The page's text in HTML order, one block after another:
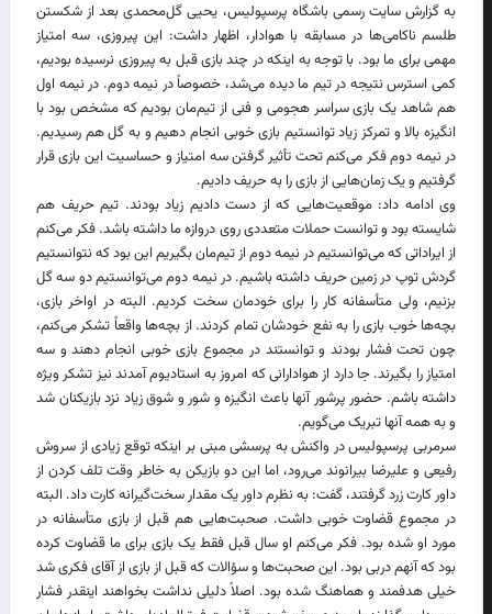
به گزارش سایت رسمی باشگاه پرسپولیس، یحیی گل‌محمدی بعد از شکستن
طلسم ناکامی‌ها در مسابقه با هوادار، اظهار داشت: این پیروزی، سه امتیاز
مهمی برای ما بود. با توجه به اینکه در چند بازی قبل به پیروزی نرسیده بودیم،
کمی استرس نتیجه در تیم ما دیده می‌شد، خصوصاً در نیمه دوم. در نیمه اول
هم شاهد یک بازی سراسر هجومی و فنی از تیم‌مان بودیم که مشخص بود با
انگیزه بالا و تمرکز زیاد توانستیم بازی خوبی انجام دهیم و به گل هم رسیدیم.
در نیمه دوم فکر می‌کنم تحت تأثیر گرفتن سه امتیاز و حساسیت این بازی قرار
گرفتیم و یک زمان‌هایی از بازی را به حریف دادیم.
وی ادامه داد: موقعیت‌هایی که از دست دادیم زیاد بودند. تیم حریف هم
شایسته بود و توانست حملات متعددی روی دروازه ما داشته باشد. فکر می‌کنم
از ایراداتی که می‌توانستیم در نیمه دوم از تیم‌مان بگیریم این بود که نتوانستیم
گردش توپ در زمین حریف داشته باشیم. در نیمه دوم می‌توانستیم دو سه گل
بزنیم، ولی متأسفانه کار را برای خودمان سخت کردیم. البته در اواخر بازی،
بچه‌ها خوب بازی را به نفع خودشان تمام کردند. از بچه‌ها واقعاً تشکر می‌کنم،
چون تحت فشار بودند و توانستند در مجموع بازی خوبی انجام دهند و سه
امتیاز را بگیرند. جا دارد از هوادارانی که امروز به استادیوم آمدند نیز تشکر ویژه
داشته باشم. حضور پرشور آنها باعث انگیزه و شور و شوق زیاد نزد بازیکنان شد
و به همه آنها تبریک می‌گویم.
سرمربی پرسپولیس در واکنش به پرسشی مبنی بر اینکه توقع زیادی از سروش
رفیعی و علیرضا بیرانوند می‌رود، اما این دو بازیکن به خاطر وقت تلف کردن از
داور کارت زرد گرفتند، گفت: به نظرم داور یک مقدار سخت‌گیرانه کارت داد. البته
در مجموع قضاوت خوبی داشت. صحبت‌هایی هم قبل از بازی متأسفانه در
مورد او شده بود. فکر می‌کنم او سال قبل فقط یک بازی برای ما قضاوت کرده
بود که آنهم دربی بود. این صحبت‌ها و سؤالات که قبل از بازی از آقای فکری شد
خیلی هدفمند و هماهنگ‌ شده بود. اصلاً دلیلی نداشت بخواهند اینقدر فشار